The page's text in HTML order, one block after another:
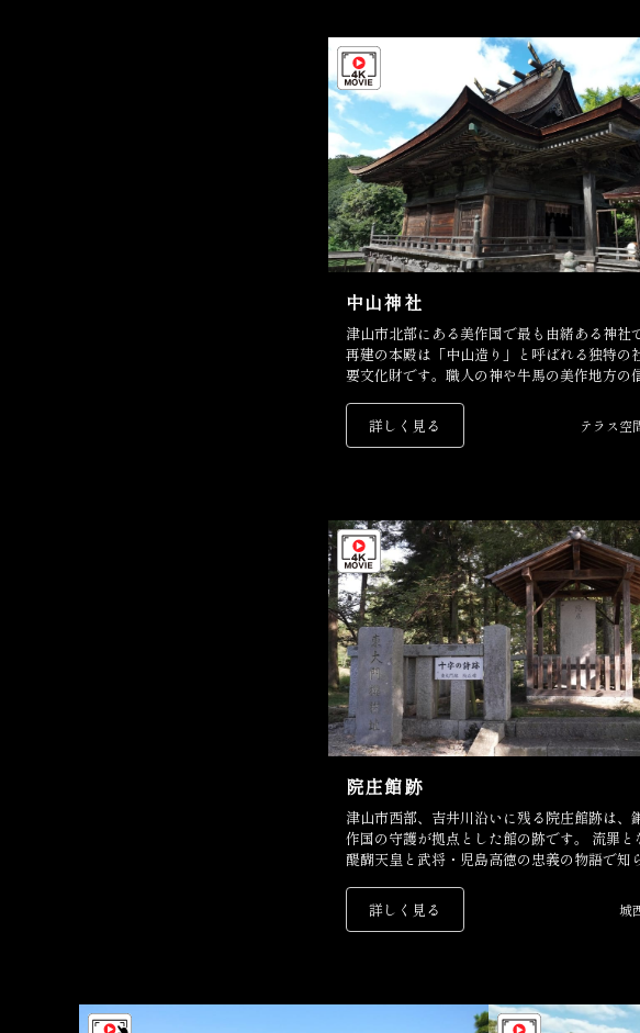
中山神社
津山市北部にある美作国で最も由緒ある神社
再建の本殿は「中山造り」と呼ばれる独特の
要文化財です。職人の神や牛馬の美作地方の
詳しく見る
テラス空
院庄館跡
津山市西部、吉井川沿いに残る院庄館跡は、
作国の守護が拠点とした館の跡です。 流罪と
醍醐天皇と武将・児島高徳の忠義の物語で知
詳しく見る
城